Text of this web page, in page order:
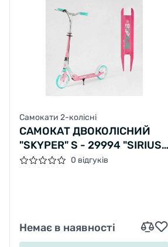
Самокати 2-колісні
САМОКАТ ДВОКОЛІСНИЙ
"SKYPER" S - 29994 "SIRIUS",
РОЖЕВО-БІРЮЗОВИЙ,
0 відгуків
Немає в наявності